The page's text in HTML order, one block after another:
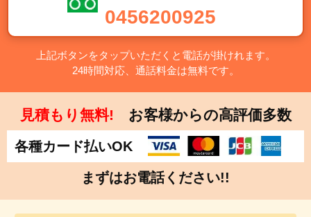
宮町・中井町・大井町・松田町・山北町・開成町・箱根
町・真鶴町・湯河原町・愛川町・清川村
【千葉県】千葉市・中央区・花見川区・稲毛区・若葉区・
緑区・美浜区・銚子市・市川市・船橋市・館山市・木更津
市・松戸市・野田市・茂原市・成田市・佐倉市・東金市・
旭市・習志野市・柏市・勝浦市・市原市・流山市・八千代
市・我孫子市・鴨川市・鎌ケ谷市・君津市・富津市・浦安
市・四街道市・袖ケ浦市・八街市・印西市・白井市・富里
市・南房総市・匝瑳市・香取市・山武市・いすみ市・大網
白里市・酒々井町・栄町・神崎町・多古町・東庄町・九十
0456200925
上記ボタンをタップいただくと電話が掛けれます。
24時間対応、通話料金は無料です。
見積もり無料! お客様からの高評価多数
各種カード払いOK
まずはお電話ください!!